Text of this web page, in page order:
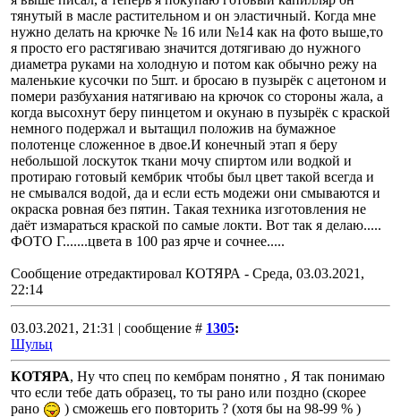
тянутый в масле растительном и он эластичный. Когда мне
нужно делать на крючке № 16 или №14 как на фото выше,то
я просто его растягиваю значится дотягиваю до нужного
диаметра руками на холодную и потом как обычно режу на
маленькие кусочки по 5шт. и бросаю в пузырёк с ацетоном и
помери разбухания натягиваю на крючок со стороны жала, а
когда высохнут беру пинцетом и окунаю в пузырёк с краской
немного подержал и вытащил положив на бумажное
полотенце сложенное в двое.И конечный этап я беру
небольшой лоскуток ткани мочу спиртом или водкой и
протираю готовый кембрик чтобы был цвет такой всегда и
не смывался водой, да и если есть модежи они смываются и
окраска ровная без пятин. Такая техника изготовления не
даёт измараться краской по самые локти. Вот так я делаю.....
ФОТО Г.......цвета в 100 раз ярче и сочнее.....
Сообщение отредактировал КОТЯРА - Среда, 03.03.2021,
22:14
03.03.2021, 21:31 | сообщение # 1305:
Шульц
КОТЯРА, Ну что спец по кембрам понятно , Я так понимаю
что если тебе дать образец, то ты рано или поздно (скорее
рано
) сможешь его повторить ? (хотя бы на 98-99 % )